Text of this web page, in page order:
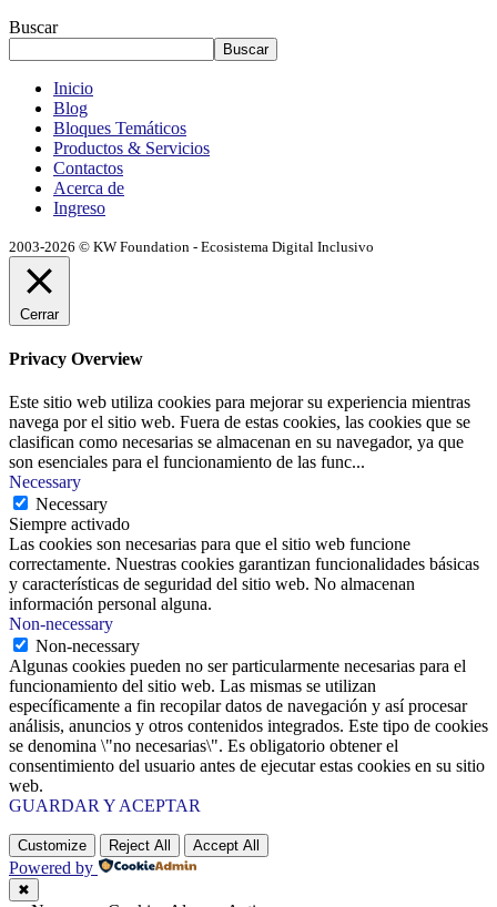
Buscar
Buscar
Inicio
Blog
Bloques Temáticos
Productos & Servicios
Contactos
Acerca de
Ingreso
2003-2026 © KW Foundation - Ecosistema Digital Inclusivo
Cerrar
Privacy Overview
Este sitio web utiliza cookies para mejorar su experiencia mientras
navega por el sitio web. Fuera de estas cookies, las cookies que se
clasifican como necesarias se almacenan en su navegador, ya que
son esenciales para el funcionamiento de las func...
Necessary
Necessary
Siempre activado
Las cookies son necesarias para que el sitio web funcione
correctamente. Nuestras cookies garantizan funcionalidades básicas
y características de seguridad del sitio web. No almacenan
información personal alguna.
Non-necessary
Non-necessary
Algunas cookies pueden no ser particularmente necesarias para el
funcionamiento del sitio web. Las mismas se utilizan
específicamente a fin recopilar datos de navegación y así procesar
análisis, anuncios y otros contenidos integrados. Este tipo de cookies
se denomina \"no necesarias\". Es obligatorio obtener el
consentimiento del usuario antes de ejecutar estas cookies en su sitio
web.
GUARDAR Y ACEPTAR
Customize Reject All Accept All
Powered by
✖